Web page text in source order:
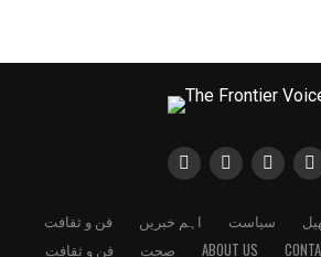
فن و ثقافت اہم خبریں سیاست
فن و ثقافت
صحت ABOUT US